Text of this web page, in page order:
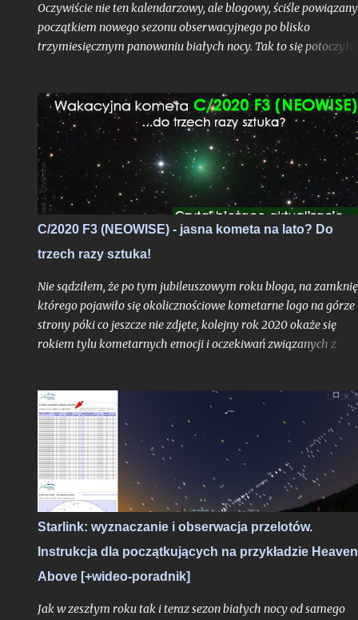
Oczywiście nie ten kalendarzowy, ale blogowy, ściśle
początkiem nowego sezonu obserwacyjnego po blisko
trzymiesięcznym panowaniu białych nocy. Tak to się
Ziemia niedługo po aphelium i maksymalnym dystansie od
Słońca w ciągu roku, zamyka swoje kolejne, już siedemnaste,
okrążenie wokół naszej Dziennej Gwiazdy odkąd w
nieskończonych czeluściach Internetu otrzymaliście pierwszy,
niepozorny wpis, dający początek temu blogowi. Z punktu
widzenia cyklu życia gwiazd ciągu głównego jak właśnie
bohater tutejszych wpisów oddalony od nas o 8 minut
- to praktycznie niezauważalne mrugnięcie oka. Ale w realiach
cyfrowych?
C/2020 F3 (NEOWISE) - jasna kometa na lato? Do
trzech razy sztuka!
Nie sądziłem, że po tym jubileuszowym roku bloga, na
którego pojawiło się okolicznościowe kometarne logo na górze
strony póki co jeszcze nie zdjęte, kolejny rok 2020 okaże się
rokiem tylu kometarnych emocji i oczekiwań związanych z
barierę widoczności nieuzbrojonym okiem i który może nam
uatrakcyjnić drugą połowę sezonu białych nocy. Wprawdzie
jeszcze żadna z dotychczasowych tegorocznych komet nie
przyniosła nam ochów i achów na miarę prognozy - pierwsza
uległa fragmentacji blisko dwa miesiące przed peryhelium,
niespełna miesiąc przed peryhelium, zanikając i rozpraszając
po przejściu nad północną półkulę, a już na horyzoncie pojawia
się trzecia - C/2020 F3 (NEOWISE), która za kilka tygodni
osiągnie peryhelium aspirując w prognozie blasku do rangi
rozpadniętych poprzedniczek. Przyjrzyjmy się więc tej komecie
Starlink: wyznaczanie i obserwacja przelotów.
Instrukcja dla początkujących na przykładzie
Above [+wideo-poradnik]
Jak w zeszłym roku tak i teraz sezon białych nocy od samego